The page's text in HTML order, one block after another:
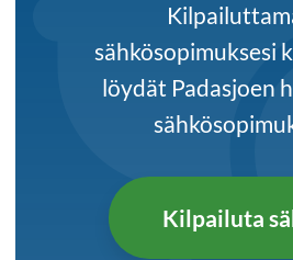
sähkösopimuksesi
löydät Padasjoen
Kilpailuta